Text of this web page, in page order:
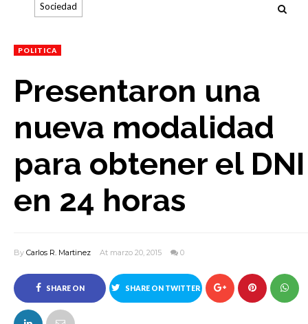
Sociedad
POLITICA
Presentaron una
nueva modalidad
para obtener el DNI
en 24 horas
By Carlos R. Martinez At marzo 20, 2015 0
SHARE ON
FACEBOOK
SHARE ON TWITTER